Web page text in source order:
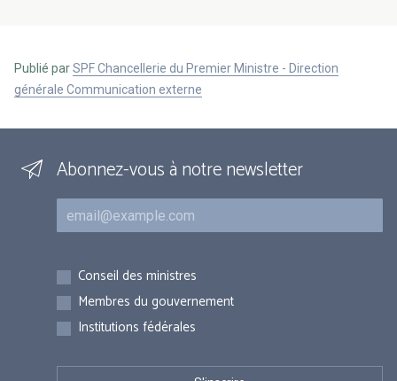
Publié parSPF Chancellerie du Premier Ministre - Direction
générale Communication externe
Abonnez-vous à notre newsletter
Courriel
Inscriptions
Conseil des ministres
Membres du gouvernement
Institutions fédérales